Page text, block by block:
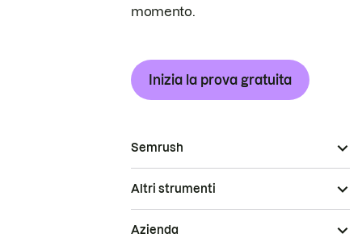
momento.
Inizia la prova gratuita
Semrush
Altri strumenti
Azienda